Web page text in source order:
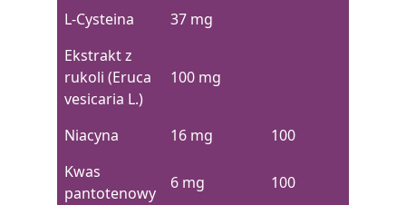
L-Cysteina
37 mg
Ekstrakt z
rukoli (Eruca
vesicaria L.)
100 mg
Niacyna 16 mg
100
Kwas
pantotenowy
6 mg 100